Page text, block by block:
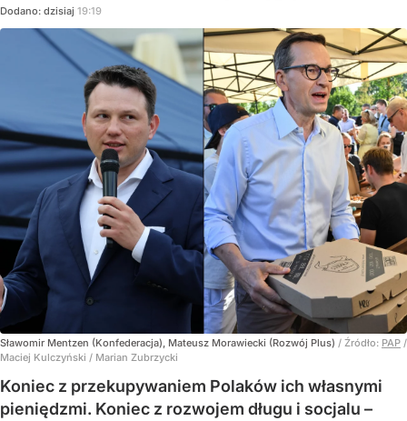
Dodano: dzisiaj 19:19
Sławomir Mentzen (Konfederacja), Mateusz Morawiecki (Rozwój Plus) / Źródło: PAP /
Maciej Kulczyński / Marian Zubrzycki
Koniec z przekupywaniem Polaków ich własnymi
pieniędzmi. Koniec z rozwojem długu i socjalu –